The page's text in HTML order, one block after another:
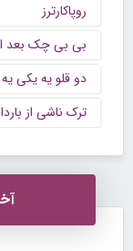
روپاکارترز
بی بی چک بعد
دو قلو یه یکی
ترک ناشی از